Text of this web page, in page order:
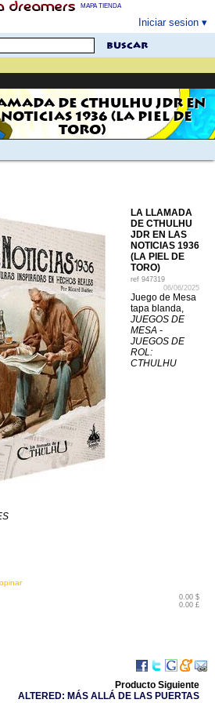
MAPA TIENDA
Iniciar sesion
buscar
DE CTHULHU JDR EN
NOTICIAS 1936 (LA PIEL DE
TORO)
LA LLAMADA
DE CTHULHU
JDR EN LAS
NOTICIAS 1936
(LA PIEL DE
TORO)
ref 947319
06/06/2025
Juego de Mesa
tapa blanda,
JUEGOS DE
MESA -
JUEGOS DE
ROL:
CTHULHU
0.00 $
0.00 £
Producto Siguiente
ALTERED: MÁS ALLÁ DE LAS PUERTAS